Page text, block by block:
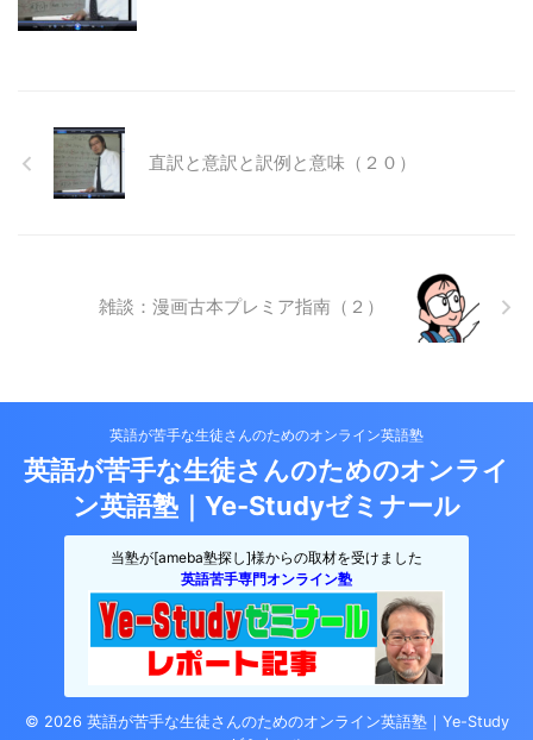
直訳と意訳と訳例と意味（２０）
雑談：漫画古本プレミア指南（２）
英語が苦手な生徒さんのためのオンライン英語塾
英語が苦手な生徒さんのためのオンライ
ン英語塾｜Ye-Studyゼミナール
当塾が[ameba塾探し]様からの取材を受けました
英語苦手専門オンライン塾
© 2026 英語が苦手な生徒さんのためのオンライン英語塾｜Ye-Study